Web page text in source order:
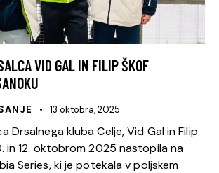
VID GAL IN FILIP ŠKOF
13 oktobra, 2025
Drsalnega kluba Celje, Vid Gal in Filip
in 12. oktobrom 2025 nastopila na
Series, ki je potekala v poljskem